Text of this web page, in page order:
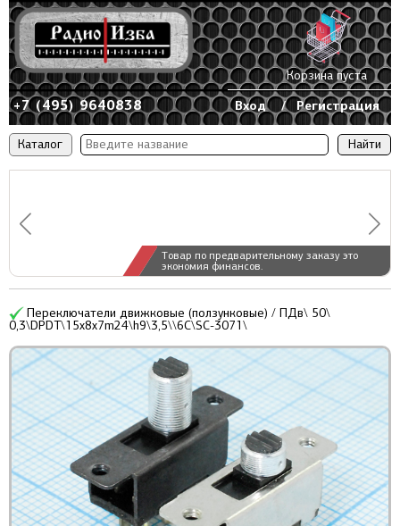
Каталог
Товар по предварительному заказу это
экономия финансов.
+7 (495) 9640838 Вход / Регистрация
Корзина пуста
Переключатели движковые (ползунковые) / ПДв\ 50\
0,3\DPDT\15x8x7m24\h9\3,5\\6C\SC-3071\